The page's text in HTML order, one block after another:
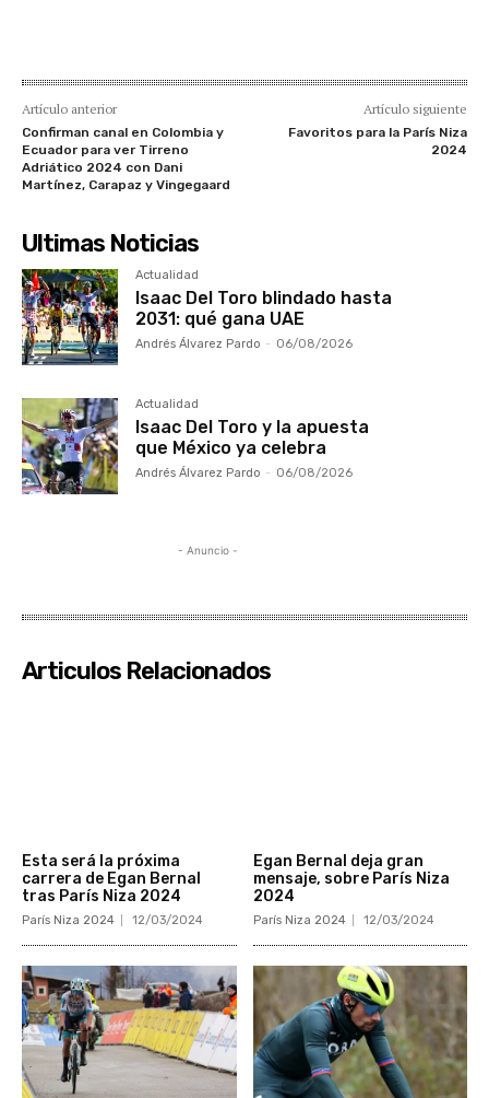
Artículo anterior
Confirman canal en Colombia y
Ecuador para ver Tirreno
Adriático 2024 con Dani
Martínez, Carapaz y Vingegaard
Artículo siguiente
Favoritos para la París Niza
2024
Ultimas Noticias
Actualidad
Isaac Del Toro blindado hasta
2031: qué gana UAE
Andrés Álvarez Pardo - 06/08/2026
Actualidad
Isaac Del Toro y la apuesta
que México ya celebra
Andrés Álvarez Pardo - 06/08/2026
- Anuncio -
Articulos Relacionados
Esta será la próxima
carrera de Egan Bernal
tras París Niza 2024
París Niza 2024 12/03/2024
Egan Bernal deja gran
mensaje, sobre París Niza
2024
París Niza 2024 12/03/2024